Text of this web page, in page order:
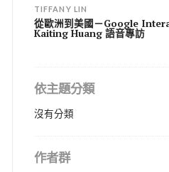
TIFFANY LIN
從歐洲到美國－Google
Kaiting Huang 語音專訪
依主題分類
沒有分類
作者群